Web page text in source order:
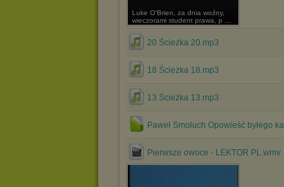
Luke O'Brien, za dnia woźny,
wieczorami student prawa, p ...
20 Ścieżka 20.mp3
18 Ścieżka 18.mp3
13 Ścieżka 13.mp3
Paweł Smoluch Opowieść byłego
Pierwsze owoce - LEKTOR PL.wmv